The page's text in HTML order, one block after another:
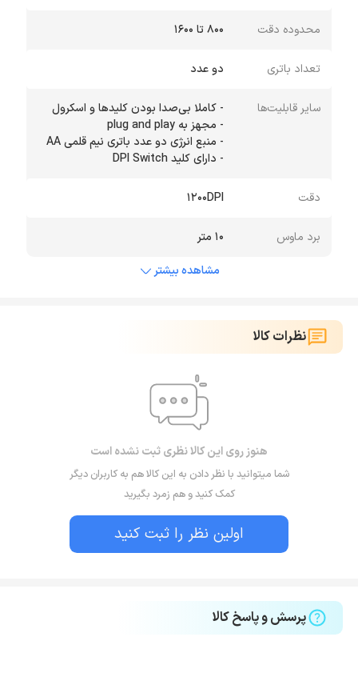
محدوده دقت 800 تا 1600
تعداد باتری دو عدد
سایر قابلیت‌ها
- کاملا بی‌صدا بودن کلیدها و اسکرول
- مجهز به plug and play
- منبع انرژی دو عدد باتری نیم قلمی AA
- دارای کلید DPI Switch
دقت ۱۲۰۰DPI
برد ماوس
10 متر
مشاهده بیشتر
نظرات کالا
هنوز روی این کالا نظری ثبت نشده است
شما میتوانید با نظر دادن به این کالا هم به کاربران دیگر
کمک کنید و هم زمرد بگیرید
اولین نظر را ثبت کنید
پرسش و پاسخ کالا